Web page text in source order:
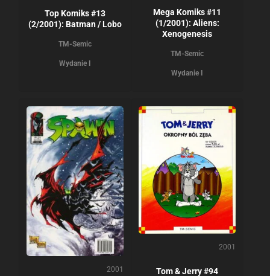
Top Komiks #13
(2/2001): Batman / Lobo
TM-Semic
Wydanie I
Mega Komiks #11
(1/2001): Aliens:
Xenogenesis
TM-Semic
Wydanie I
2001
2001
Tom & Jerry #94